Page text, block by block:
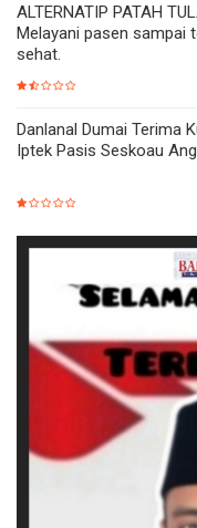
ALTERNATIP PATAH
Melayani pasen sampai
sehat.
Danlanal Dumai Terima
Iptek Pasis Seskoau